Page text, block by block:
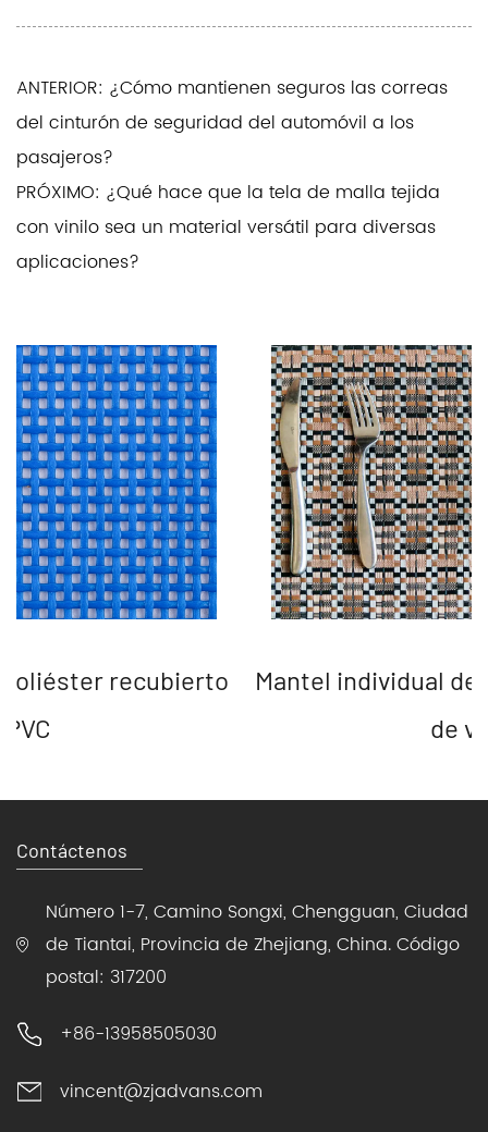
ANTERIOR: ¿Cómo mantienen seguros las correas
del cinturón de seguridad del automóvil a los
pasajeros?
PRÓXIMO: ¿Qué hace que la tela de malla tejida
con vinilo sea un material versátil para diversas
aplicaciones?
recubierto
Mantel individual de
de
Contáctenos
Número 1-7, Camino Songxi, Chengguan, Ciudad
de Tiantai, Provincia de Zhejiang, China. Código
postal: 317200
+86-13958505030
vincent@zjadvans.com